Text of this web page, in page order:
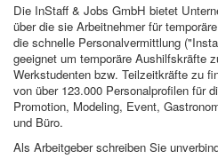
Die InStaff & Jobs GmbH bietet
über die sie Arbeitnehmer für
die schnelle Personalvermittlung
geeignet um temporäre Aushilfskräfte
Werkstudenten bzw. Teilzeitkräfte zu
von über 123.000 Personalprofilen für
Promotion, Modeling, Event,
und Büro.
Als Arbeitgeber schreiben Sie